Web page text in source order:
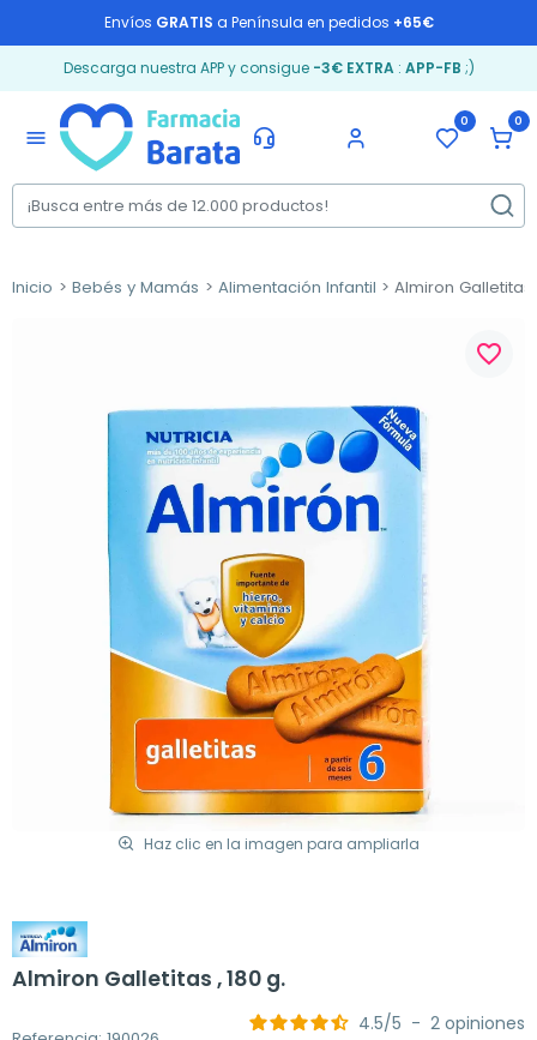
Envíos GRATIS a Península en pedidos +65€
Descarga nuestra APP y consigue -3€ EXTRA: APP-FB ;)
menu
0 0
Inicio Bebés y Mamás Alimentación Infantil Almiron Galletitas
Haz clic en la imagen para ampliarla
favorite_border
Almiron Galletitas , 180 g.
4.5/5 - 2 opiniones